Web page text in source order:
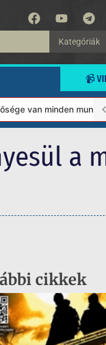
Kategóriák
📹
a
cikkek